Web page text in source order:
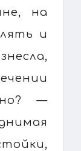
на
и
—